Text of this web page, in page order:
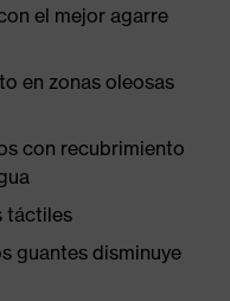
el mejor agarre
en zonas oleosas
con recubrimiento
táctiles
guantes disminuye